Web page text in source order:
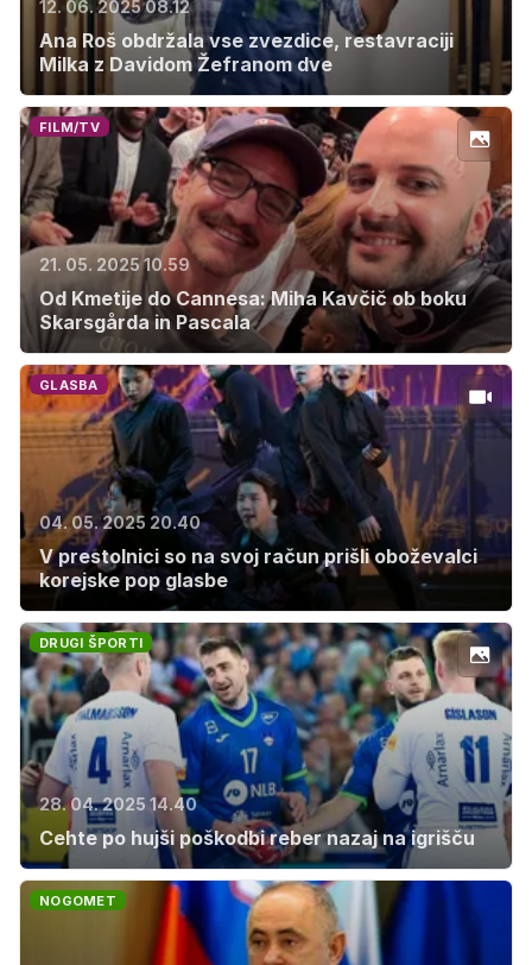
12. 06. 2025 08.12
Ana Roš obdržala vse zvezdice, restavraciji
Milka z Davidom Žefranom dve
FILM/TV
21. 05. 2025 10.59
Od Kmetije do Cannesa: Miha Kavčič ob boku
Skarsgårda in Pascala
GLASBA
04. 05. 2025 20.40
V prestolnici so na svoj račun prišli oboževalci
korejske pop glasbe
DRUGI ŠPORTI
28. 04. 2025 14.40
Cehte po hujši poškodbi reber nazaj na igrišču
NOGOMET